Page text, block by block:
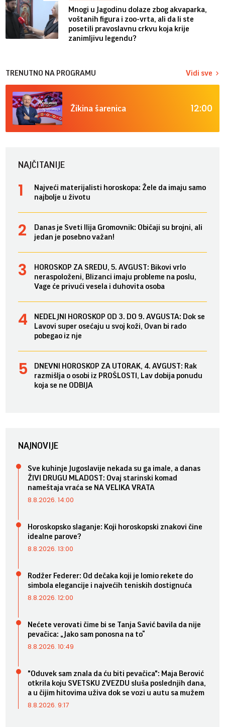
Mnogi u Jagodinu dolaze zbog akvaparka,
voštanih figura i zoo-vrta, ali da li ste
posetili pravoslavnu crkvu koja krije
zanimljivu legendu?
TRENUTNO NA PROGRAMU Vidi sve
Žikina šarenica 12:00
NAJČITANIJE
Najveći materijalisti horoskopa: Žele da imaju samo
najbolje u životu
Danas je Sveti Ilija Gromovnik: Običaji su brojni, ali
jedan je posebno važan!
HOROSKOP ZA SREDU, 5. AVGUST: Bikovi vrlo
neraspoloženi, Blizanci imaju probleme na poslu,
Vage će privući vesela i duhovita osoba
NEDELJNI HOROSKOP OD 3. DO 9. AVGUSTA: Dok se
Lavovi super osećaju u svoj koži, Ovan bi rado
pobegao iz nje
DNEVNI HOROSKOP ZA UTORAK, 4. AVGUST: Rak
razmišlja o osobi iz PROŠLOSTI, Lav dobija ponudu
koja se ne ODBIJA
NAJNOVIJE
Sve kuhinje Jugoslavije nekada su ga imale, a danas
ŽIVI DRUGU MLADOST: Ovaj starinski komad
nameštaja vraća se NA VELIKA VRATA
8.8.2026. 14:00
Horoskopsko slaganje: Koji horoskopski znakovi čine
idealne parove?
8.8.2026. 13:00
Rodžer Federer: Od dečaka koji je lomio rekete do
simbola elegancije i najvećih teniskih dostignuća
8.8.2026. 12:00
Nećete verovati čime bi se Tanja Savić bavila da nije
pevačica: „Jako sam ponosna na to“
8.8.2026. 10:49
"Oduvek sam znala da ću biti pevačica": Maja Berović
otkrila koju SVETSKU ZVEZDU sluša poslednjih dana,
a u čijim hitovima uživa dok se vozi u autu sa mužem
8.8.2026. 9:17